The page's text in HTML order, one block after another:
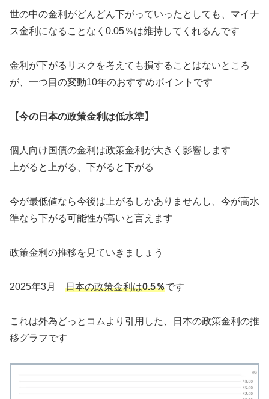
世の中の金利がどんどん下がっていったとしても、マイナ
ス金利になることなく0.05％は維持してくれるんです
金利が下がるリスクを考えても損することはないところ
が、一つ目の変動10年のおすすめポイントです
【今の日本の政策金利は低水準】
個人向け国債の金利は政策金利が大きく影響します
上がると上がる、下がると下がる
今が最低値なら今後は上がるしかありませんし、今が高水
準なら下がる可能性が高いと言えます
政策金利の推移を見ていきましょう
2025年3月 日本の政策金利は0.5％です
これは外為どっとコムより引用した、日本の政策金利の推
移グラフです